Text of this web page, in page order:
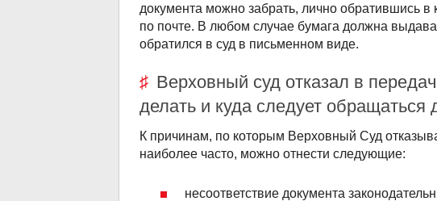
документа можно забрать, лично обратившись
по почте. В любом случае бумага должна
обратился в суд в письменном виде.
Верховный суд отказал в
делать и куда следует
К причинам, по которым Верховный Суд
наиболее часто, можно отнести следующие:
несоответствие документа